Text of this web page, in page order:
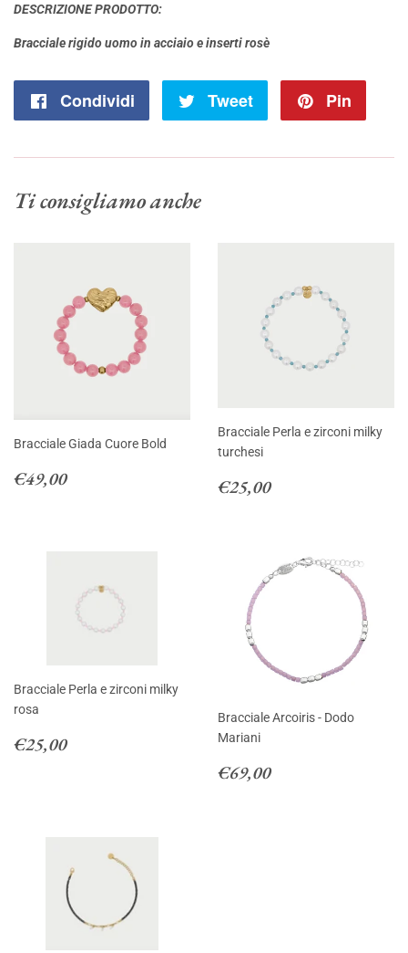
DESCRIZIONE PRODOTTO:
Bracciale rigido uomo in acciaio e inserti rosè
Condividi
CondividiTweet
Twitta
Pin
Ti consigliamo anche
Bracciale Giada Cuore Bold
Prezzo
€49,00€49,00
Bracciale Perla e zirconi milky
turchesi
Prezzo
€25,00€25,00
Bracciale Perla e zirconi milky
rosa
Prezzo
€25,00€25,00
Bracciale Arcoiris - Dodo
Mariani
Prezzo
€69,00€69,00